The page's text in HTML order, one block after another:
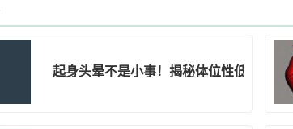
起身头晕不是小事！揭秘体位性低血压的